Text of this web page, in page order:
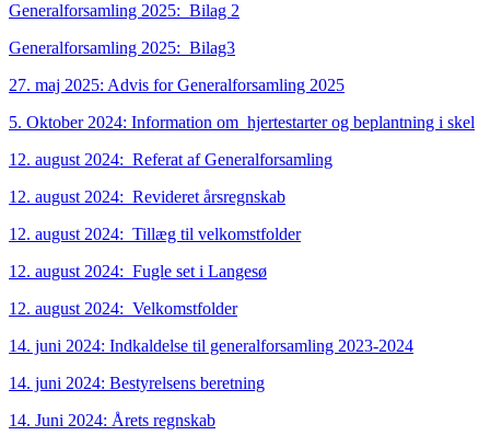
Generalforsamling 2025: Bilag 2
Generalforsamling 2025: Bilag3
27. maj 2025: Advis for Generalforsamling 2025
5. Oktober 2024: Information om hjertestarter og beplantning i skel
12. august 2024: Referat af Generalforsamling
12. august 2024: Revideret årsregnskab
12. august 2024: Tillæg til velkomstfolder
12. august 2024: Fugle set i Langesø
12. august 2024: Velkomstfolder
14. juni 2024: Indkaldelse til generalforsamling 2023-2024
14. juni 2024: Bestyrelsens beretning
14. Juni 2024: Årets regnskab